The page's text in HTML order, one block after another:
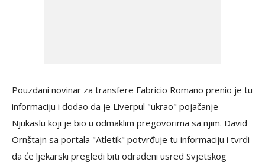
Pouzdani novinar za transfere Fabricio Romano prenio je tu
informaciju i dodao da je Liverpul "ukrao" pojačanje
Njukaslu koji je bio u odmaklim pregovorima sa njim. David
Ornštajn sa portala "Atletik" potvrđuje tu informaciju i tvrdi
da će ljekarski pregledi biti odrađeni usred Svjetskog